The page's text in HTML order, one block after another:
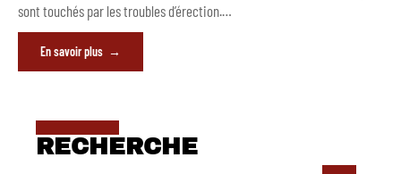
sont touchés par les troubles d’érection.…
En savoir plus
RECHERCHE